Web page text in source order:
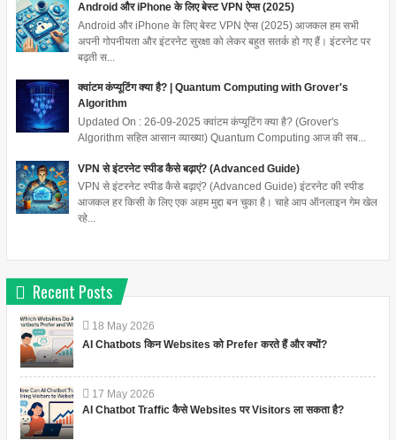
Android और iPhone के लिए बेस्ट VPN ऐप्स (2025)
Android और iPhone के लिए बेस्ट VPN ऐप्स (2025) आजकल हम सभी
अपनी गोपनीयता और इंटरनेट सुरक्षा को लेकर बहुत सतर्क हो गए हैं। इंटरनेट पर
बढ़ती स...
क्वांटम कंप्यूटिंग क्या है? | Quantum Computing with Grover's
Algorithm
Updated On : 26-09-2025 क्वांटम कंप्यूटिंग क्या है? (Grover's
Algorithm सहित आसान व्याख्या) Quantum Computing आज की सब...
VPN से इंटरनेट स्पीड कैसे बढ़ाएं? (Advanced Guide)
VPN से इंटरनेट स्पीड कैसे बढ़ाएं? (Advanced Guide) इंटरनेट की स्पीड
आजकल हर किसी के लिए एक अहम मुद्दा बन चुका है। चाहे आप ऑनलाइन गेम खेल
रहे...
Recent Posts
18 May 2026
AI Chatbots किन Websites को Prefer करते हैं और क्यों?
17 May 2026
AI Chatbot Traffic कैसे Websites पर Visitors ला सकता है?